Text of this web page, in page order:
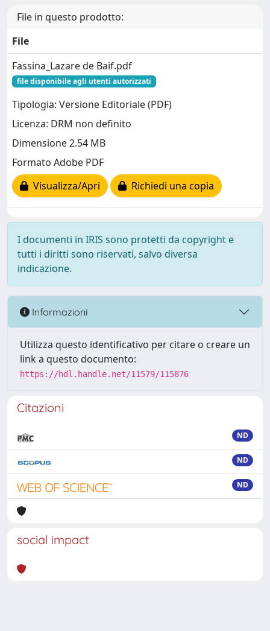
File in questo prodotto:
File
Fassina_Lazare de Baif.pdf
file disponibile agli utenti autorizzati
Tipologia: Versione Editoriale (PDF)
Licenza: DRM non definito
Dimensione 2.54 MB
Formato Adobe PDF
Visualizza/Apri
Richiedi una copia
I documenti in IRIS sono protetti da copyright e
tutti i diritti sono riservati, salvo diversa
indicazione.
Informazioni
Utilizza questo identificativo per citare o creare un
link a questo documento:
https://hdl.handle.net/11579/115876
Citazioni
ND
ND
ND
social impact